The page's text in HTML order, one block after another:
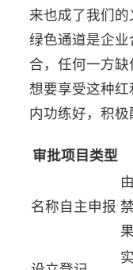
来也成了我们的
绿色通道是企
合，任何一方缺
想要享受这种
内功练好，积极
审批项目类型
名称自主申报